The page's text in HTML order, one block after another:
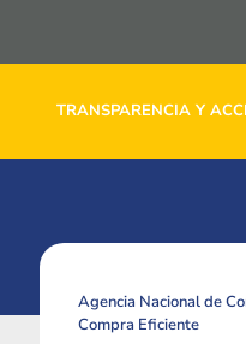
TRANSPARENCIA Y
Agencia Nacional de
Compra Eficiente